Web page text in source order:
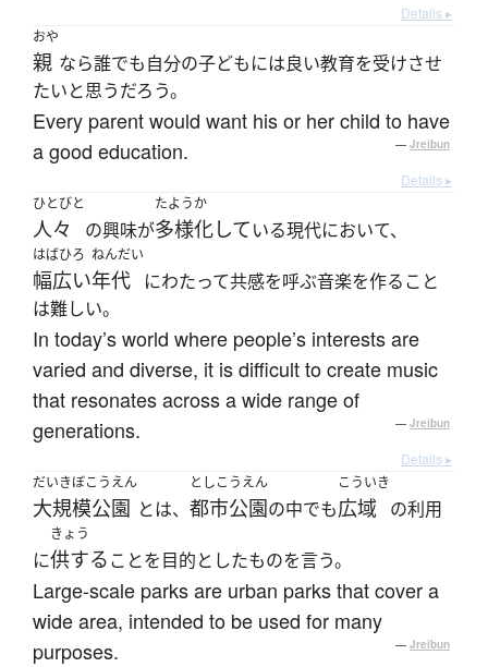
Details ▸
おや
親 なら誰でも自分の子どもには良い教育を受けさせ
たいと思うだろう。
Every parent would want his or her child to have
a good education.
— Jreibun
Details ▸
ひとびと
人々 の興味が
たようか
多様化している現代において、
はばひろ
幅広い
ねんだい
年代
にわたって共感を呼ぶ音楽を作ること
は難しい。
In today’s world where people’s interests are
varied and diverse, it is difficult to create music
that resonates across a wide range of
generations.
— Jreibun
Details ▸
だいきぼこうえん
大規模公園 とは、
としこうえん
都市公園の中でも
こういき
広域 の利用
に
きょう
供することを目的としたものを言う。
Large-scale parks are urban parks that cover a
wide area, intended to be used for many
purposes.
— Jreibun